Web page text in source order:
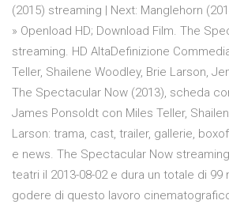
(2015) streaming | Next: Manglehorn
» Openload HD; Download Film. The
streaming. HD AltaDefinizione
Teller, Shailene Woodley, Brie Larson,
The Spectacular Now (2013), scheda
James Ponsoldt con Miles Teller,
Larson: trama, cast, trailer, gallerie,
e news. The Spectacular Now
teatri il 2013-08-02 e dura un totale di 99
godere di questo lavoro